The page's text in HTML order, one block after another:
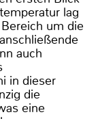
lag
um die
auch
in dieser
die
eine